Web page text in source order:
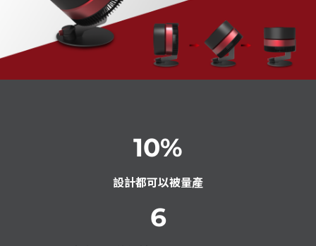
10%
設計都可以被量產
6